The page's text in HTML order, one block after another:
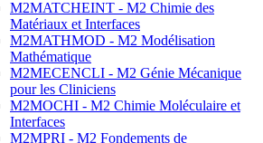
M2MATCHEINT - M2 Chimie des
Matériaux et Interfaces
M2MATHMOD - M2 Modélisation
Mathématique
M2MECENCLI - M2 Génie Mécanique
pour les Cliniciens
M2MOCHI - M2 Chimie Moléculaire et
Interfaces
M2MPRI - M2 Fondements de